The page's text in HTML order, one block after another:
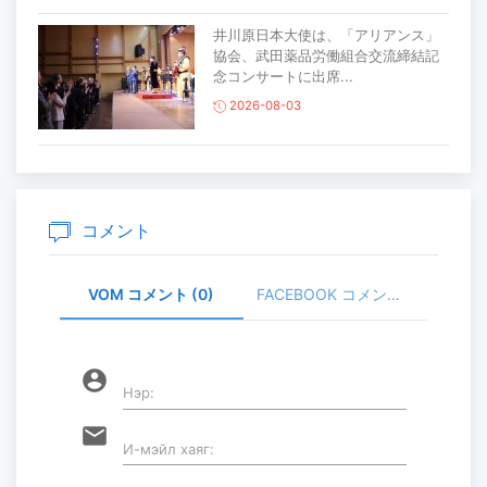
井川原日本大使は、「アリアンス」
協会、武田薬品労働組合交流締結記
念コンサートに出席...
2026-08-03
家畜頭数は約7800万頭に達する見通
し
コメント
VOM コメント (0) FACEBOOK コメント (
account_circle Нэр:
email И-мэйл хаяг: